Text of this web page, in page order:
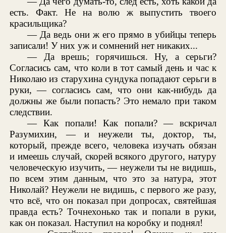
есть. Факт. Не на волю ж выпустить твоего
красильщика?
— Да ведь они ж его прямо в убийцы теперь
записали! У них уж и сомнений нет никаких...
— Да врешь; горячишься. Ну, а серьги?
Согласись сам, что коли в тот самый день и час к
Николаю из старухина сундука попадают серьги в
руки, — согласись сам, что они как-нибудь да
должны же были попасть? Это немало при таком
следствии.
— Как попали! Как попали? — вскричал
Разумихин, — и неужели ты, доктор, ты,
который, прежде всего, человека изучать обязан
и имеешь случай, скорей всякого другого, натуру
человеческую изучить, — неужели ты не видишь,
по всем этим данным, что это за натура, этот
Николай? Неужели не видишь, с первого же разу,
что всё, что он показал при допросах, святейшая
правда есть? Точнехонько так и попали в руки,
как он показал. Наступил на коробку и поднял!